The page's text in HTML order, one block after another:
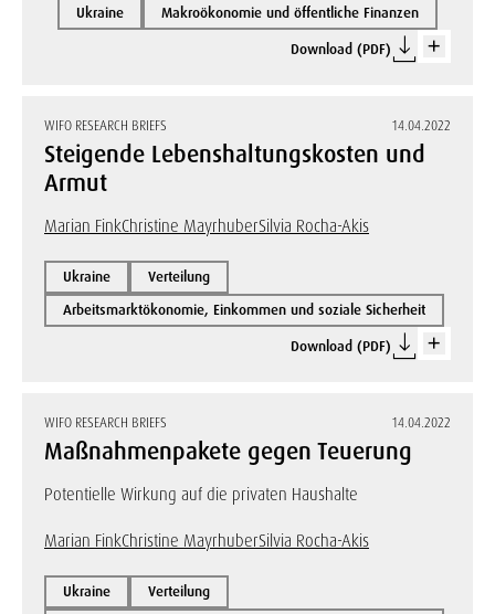
Ukraine
Makroökonomie und öffentliche Finanzen
Download (PDF)
WIFO RESEARCH BRIEFS 14.04.2022
Steigende Lebenshaltungskosten und
Armut
Marian FinkChristine MayrhuberSilvia Rocha-Akis
Ukraine
Verteilung
Arbeitsmarktökonomie, Einkommen und soziale Sicherheit
Download (PDF)
WIFO RESEARCH BRIEFS 14.04.2022
Maßnahmenpakete gegen Teuerung
Potentielle Wirkung auf die privaten Haushalte
Marian FinkChristine MayrhuberSilvia Rocha-Akis
Ukraine
Verteilung